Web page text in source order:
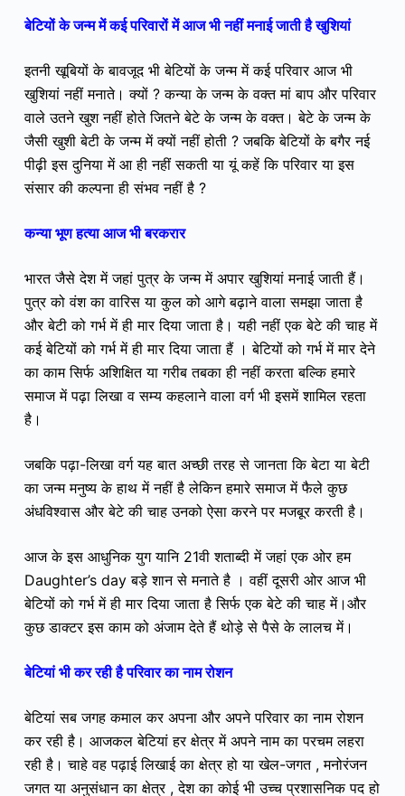
बेटियों के जन्म में कई परिवारों में आज भी नहीं मनाई जाती है खुशियां
इतनी खूबियों के बावजूद भी बेटियों के जन्म में कई परिवार आज भी
खुशियां नहीं मनाते। क्यों ? कन्या के जन्म के वक्त मां बाप और परिवार
वाले उतने खुश नहीं होते जितने बेटे के जन्म के वक्त। बेटे के जन्म के
जैसी खुशी बेटी के जन्म में क्यों नहीं होती ? जबकि बेटियों के बगैर नई
पीढ़ी इस दुनिया में आ ही नहीं सकती या यूं कहें कि परिवार या इस
संसार की कल्पना ही संभव नहीं है ?
कन्या भूण हत्या आज भी बरकरार
भारत जैसे देश में जहां पुत्र के जन्म में अपार खुशियां मनाई जाती हैं।
पुत्र को वंश का वारिस या कुल को आगे बढ़ाने वाला समझा जाता है
और बेटी को गर्भ में ही मार दिया जाता है। यही नहीं एक बेटे की चाह में
कई बेटियों को गर्भ में ही मार दिया जाता हैं । बेटियों को गर्भ में मार देने
का काम सिर्फ अशिक्षित या गरीब तबका ही नहीं करता बल्कि हमारे
समाज में पढ़ा लिखा व सम्य कहलाने वाला वर्ग भी इसमें शामिल रहता
है।
जबकि पढ़ा-लिखा वर्ग यह बात अच्छी तरह से जानता कि बेटा या बेटी
का जन्म मनुष्य के हाथ में नहीं है लेकिन हमारे समाज में फैले कुछ
अंधविश्वास और बेटे की चाह उनको ऐसा करने पर मजबूर करती है।
आज के इस आधुनिक युग यानि 21वी शताब्दी में जहां एक ओर हम
Daughter’s day बड़े शान से मनाते है । वहीं दूसरी ओर आज भी
बेटियों को गर्भ में ही मार दिया जाता है सिर्फ एक बेटे की चाह में।और
कुछ डाक्टर इस काम को अंजाम देते हैं थोड़े से पैसे के लालच में।
बेटियां भी कर रही है परिवार का नाम रोशन
बेटियां सब जगह कमाल कर अपना और अपने परिवार का नाम रोशन
कर रही है। आजकल बेटियां हर क्षेत्र में अपने नाम का परचम लहरा
रही है। चाहे वह पढ़ाई लिखाई का क्षेत्र हो या खेल-जगत , मनोरंजन
जगत या अनुसंधान का क्षेत्र , देश का कोई भी उच्च प्रशासनिक पद हो